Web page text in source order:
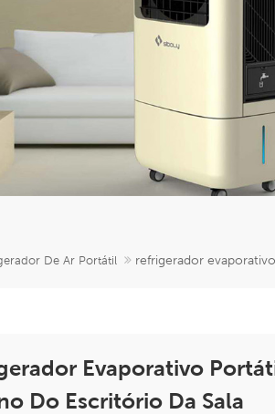
De Ar Portátil refrigerador
Evaporativo
Do Escritório Da Sala